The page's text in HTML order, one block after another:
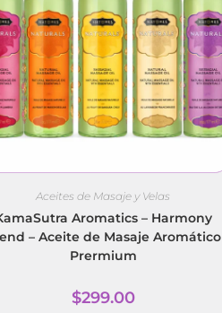
Aceites de Masaje y Velas
Aromatics – Harmony
– Aceite de Masaje Aromático
Prermium
$299.00